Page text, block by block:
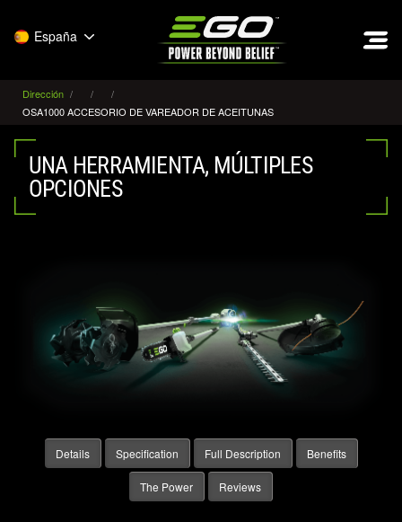
España
Dirección
OSA1000 ACCESORIO DE VAREADOR DE ACEITUNAS
UNA HERRAMIENTA, MÚLTIPLES
OPCIONES
Details Specification Full Description Benefits
The Power Reviews